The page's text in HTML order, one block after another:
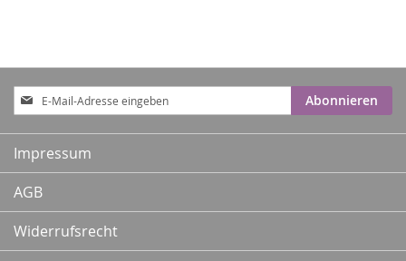
Anmeldung
zum
Newsletter:
Abonnieren
Impressum
AGB
Widerrufsrecht